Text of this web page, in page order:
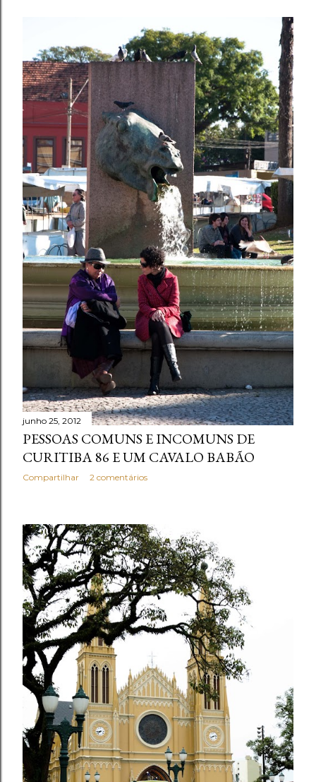
junho 25, 2012
PESSOAS COMUNS E INCOMUNS DE
CURITIBA 86 E UM CAVALO BABÃO
Compartilhar 2 comentários